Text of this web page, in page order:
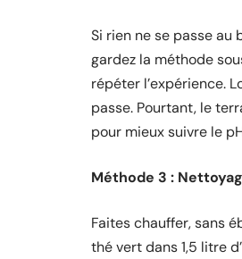
Si rien ne se passe au
gardez la méthode
répéter l’expérience.
passe. Pourtant, le
pour mieux suivre le
Méthode 3 :
Faites chauffer, sans
thé vert dans 1,5 litre